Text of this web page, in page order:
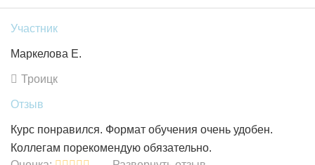
Участник
Маркелова Е.
Троицк
Отзыв
Курс понравился. Формат обучения очень удобен.
Коллегам порекомендую обязательно.